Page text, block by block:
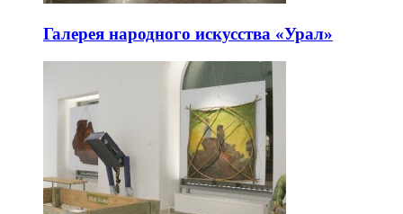
Галерея народного искусства «Урал»